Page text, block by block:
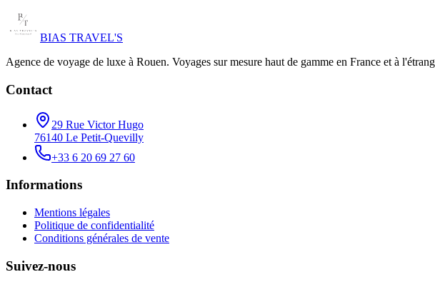
BIAS TRAVEL'S
Agence de voyage de luxe à Rouen. Voyages sur mesure haut de gamme en France et à
Contact
29 Rue Victor Hugo
76140 Le Petit-Quevilly
+33 6 20 69 27 60
Informations
Mentions légales
Politique de confidentialité
Conditions générales de vente
Suivez-nous